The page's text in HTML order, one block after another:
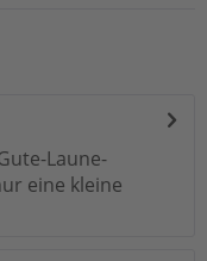
Laune-
eine kleine